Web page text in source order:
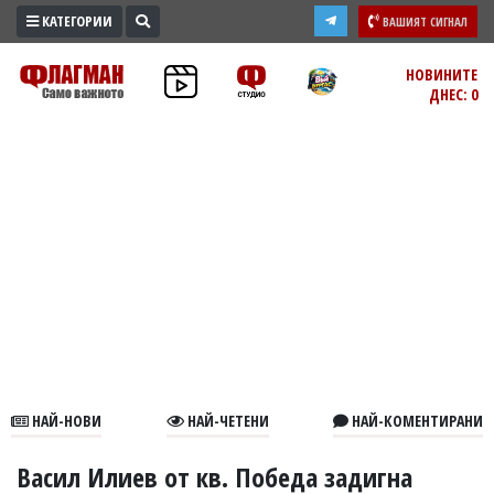
ПРОМО
ЗОНА
В
КАТЕГОРИИ ВАШИЯТ СИГНАЛ
НОВИНИТЕ
ДНЕС: 0
НАЙ-НОВИ НАЙ-ЧЕТЕНИ НАЙ-КОМЕНТИРАНИ
Васил Илиев от кв. Победа задигна